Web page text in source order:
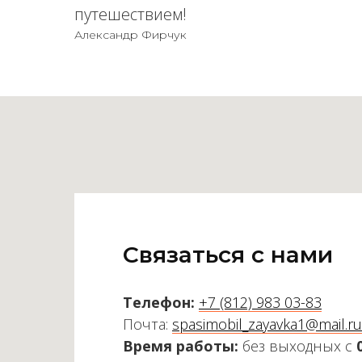
путешествием!
Александр Фирчук
Связаться с нами
Телефон: +7 (812) 983 03-83
Почта: spasimobil_zayavka1@mail.ru
Время работы: без выходных с